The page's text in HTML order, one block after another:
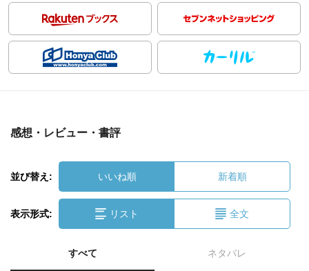
感想・レビュー・書評
並び替え: いいね順 新着順
表示形式: リスト 全文
すべて ネタバレ